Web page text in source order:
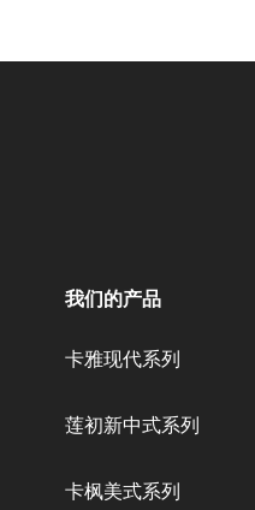
我们的产品
卡雅现代系列
莲初新中式系列
卡枫美式系列